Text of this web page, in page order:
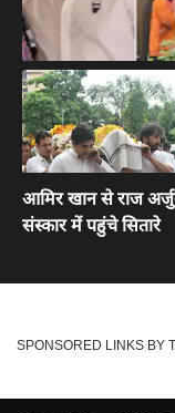
आमिर खान से राज
संस्कार में पहुंचे सितारे
SPONSORED LINKS BY